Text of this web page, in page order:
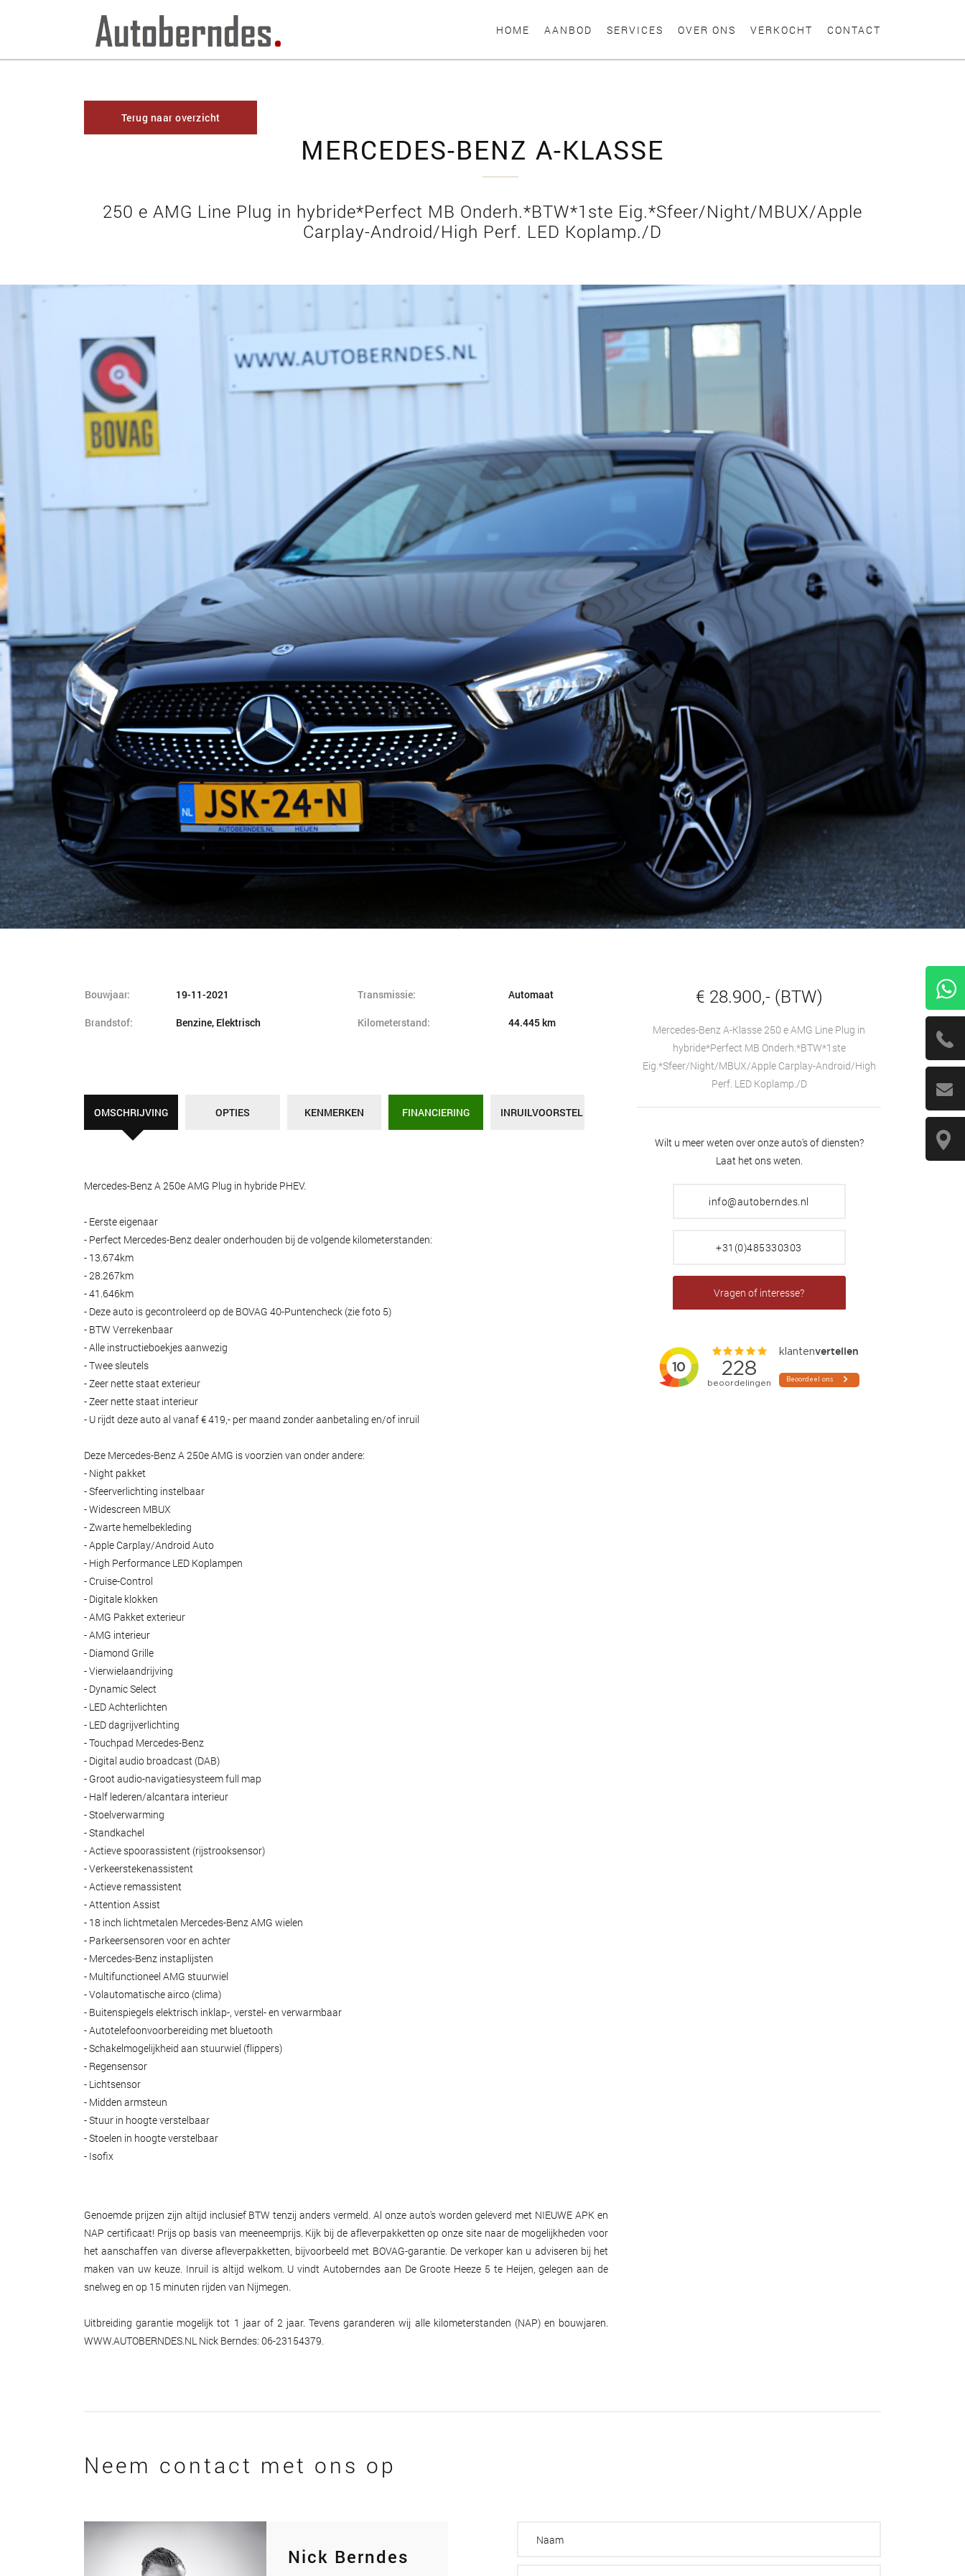
HOME AANBOD SERVICES OVER ONS VERKOCHT CONTACT
Terug naar overzicht
MERCEDES-BENZ A-KLASSE
250 e AMG Line Plug in hybride*Perfect MB Onderh.*BTW*1ste Eig.*Sfeer/Night/MBUX/Apple
Carplay-Android/High Perf. LED Koplamp./D
Bouwjaar: 19-11-2021
Brandstof: Benzine, Elektrisch
Transmissie: Automaat
Kilometerstand: 44.445 km
OMSCHRIJVING OPTIES KENMERKEN FINANCIERING INRUILVOORSTEL
Mercedes-Benz A 250e AMG Plug in hybride PHEV.
- Eerste eigenaar
- Perfect Mercedes-Benz dealer onderhouden bij de volgende kilometerstanden:
- 13.674km
- 28.267km
- 41.646km
- Deze auto is gecontroleerd op de BOVAG 40-Puntencheck (zie foto 5)
- BTW Verrekenbaar
- Alle instructieboekjes aanwezig
- Twee sleutels
- Zeer nette staat exterieur
- Zeer nette staat interieur
- U rijdt deze auto al vanaf € 419,- per maand zonder aanbetaling en/of inruil
Deze Mercedes-Benz A 250e AMG is voorzien van onder andere:
- Night pakket
- Sfeerverlichting instelbaar
- Widescreen MBUX
- Zwarte hemelbekleding
- Apple Carplay/Android Auto
- High Performance LED Koplampen
- Cruise-Control
- Digitale klokken
- AMG Pakket exterieur
- AMG interieur
- Diamond Grille
- Vierwielaandrijving
- Dynamic Select
- LED Achterlichten
- LED dagrijverlichting
- Touchpad Mercedes-Benz
- Digital audio broadcast (DAB)
- Groot audio-navigatiesysteem full map
- Half lederen/alcantara interieur
- Stoelverwarming
- Standkachel
- Actieve spoorassistent (rijstrooksensor)
- Verkeerstekenassistent
- Actieve remassistent
- Attention Assist
- 18 inch lichtmetalen Mercedes-Benz AMG wielen
- Parkeersensoren voor en achter
- Mercedes-Benz instaplijsten
- Multifunctioneel AMG stuurwiel
- Volautomatische airco (clima)
- Buitenspiegels elektrisch inklap-, verstel- en verwarmbaar
- Autotelefoonvoorbereiding met bluetooth
- Schakelmogelijkheid aan stuurwiel (flippers)
- Regensensor
- Lichtsensor
- Midden armsteun
- Stuur in hoogte verstelbaar
- Stoelen in hoogte verstelbaar
- Isofix
Genoemde prijzen zijn altijd inclusief BTW tenzij anders vermeld. Al onze auto's worden geleverd met NIEUWE APK en
NAP certificaat! Prijs op basis van meeneemprijs. Kijk bij de afleverpakketten op onze site naar de mogelijkheden voor
het aanschaffen van diverse afleverpakketten, bijvoorbeeld met BOVAG-garantie. De verkoper kan u adviseren bij het
maken van uw keuze. Inruil is altijd welkom. U vindt Autoberndes aan De Groote Heeze 5 te Heijen, gelegen aan de
snelweg en op 15 minuten rijden van Nijmegen.
Uitbreiding garantie mogelijk tot 1 jaar of 2 jaar. Tevens garanderen wij alle kilometerstanden (NAP) en bouwjaren.
WWW.AUTOBERNDES.NL Nick Berndes: 06-23154379.
€ 28.900,- (BTW)
Mercedes-Benz A-Klasse 250 e AMG Line Plug in
hybride*Perfect MB Onderh.*BTW*1ste
Eig.*Sfeer/Night/MBUX/Apple Carplay-Android/High
Perf. LED Koplamp./D
Wilt u meer weten over onze auto's of diensten?
Laat het ons weten.
info@autoberndes.nl
+31(0)485330303
Vragen of interesse?
Neem contact met ons op
Nick Berndes